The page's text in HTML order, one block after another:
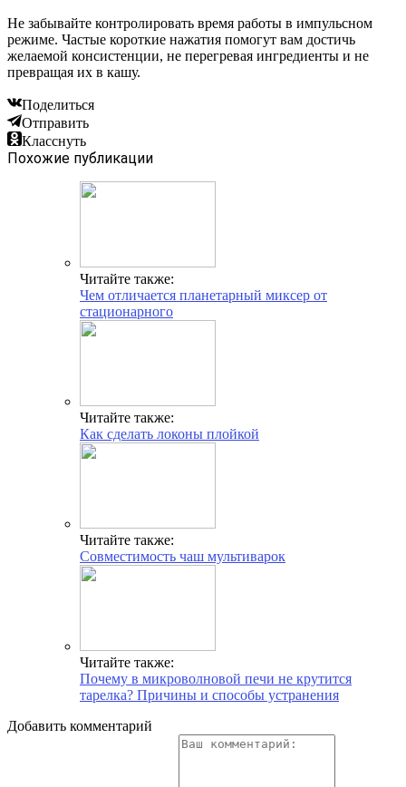
Не забывайте контролировать время работы в импульсном
режиме. Частые короткие нажатия помогут вам достичь
желаемой консистенции, не перегревая ингредиенты и не
превращая их в кашу.
Поделиться
Отправить
Класснуть
Похожие публикации
Читайте также:
Чем отличается планетарный миксер от
стационарного
Читайте также:
Как сделать локоны плойкой
Читайте также:
Совместимость чаш мультиварок
Читайте также:
Почему в микроволновой печи не крутится
тарелка? Причины и способы устранения
Добавить комментарий